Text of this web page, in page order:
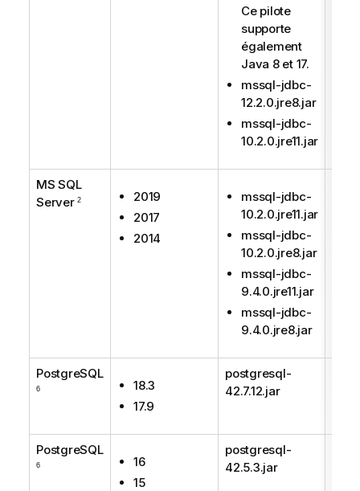
Ce pilote
supporte
également
Java 8 et 17.
mssql-jdbc-
12.2.0.jre8.jar
mssql-jdbc-
10.2.0.jre11.jar
MS SQL
Server2
2019
2017
2014
mssql-jdbc-
10.2.0.jre11.jar
mssql-jdbc-
10.2.0.jre8.jar
mssql-jdbc-
9.4.0.jre11.jar
mssql-jdbc-
9.4.0.jre8.jar
PostgreSQL
6
18.3
17.9
postgresql-
42.7.12.jar
PostgreSQL
6
16
15
postgresql-
42.5.3.jar